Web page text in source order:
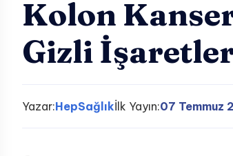
Kolon
Gizli
Yazar:HepSağlıkİlk Yayın:07 Temmuz